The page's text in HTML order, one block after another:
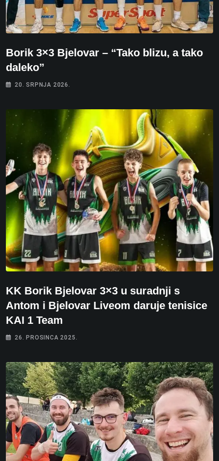
Borik 3×3 Bjelovar – “Tako blizu, a tako
daleko”
20. SRPNJA 2026.
KK Borik Bjelovar 3×3 u suradnji s
Antom i Bjelovar Liveom daruje tenisice
KAI 1 Team
26. PROSINCA 2025.